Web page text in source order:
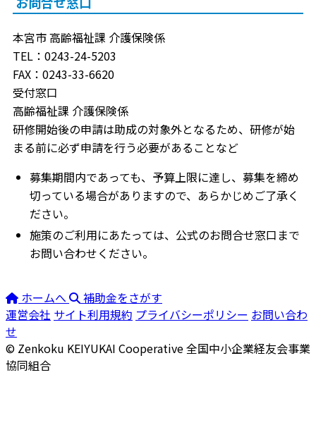
本宮市 高齢福祉課 介護保険係
TEL：0243-24-5203
FAX：0243-33-6620
受付窓口
高齢福祉課 介護保険係
研修開始後の申請は助成の対象外となるため、研修が始
まる前に必ず申請を行う必要があることなど
募集期間内であっても、予算上限に達し、募集を締め
切っている場合がありますので、あらかじめご了承く
ださい。
施策のご利用にあたっては、公式のお問合せ窓口まで
お問い合わせください。
ホームへ
補助金をさがす
運営会社 サイト利用規約 プライバシーポリシー お問い合わ
せ
© Zenkoku KEIYUKAI Cooperative全国中小企業経友会事業
協同組合